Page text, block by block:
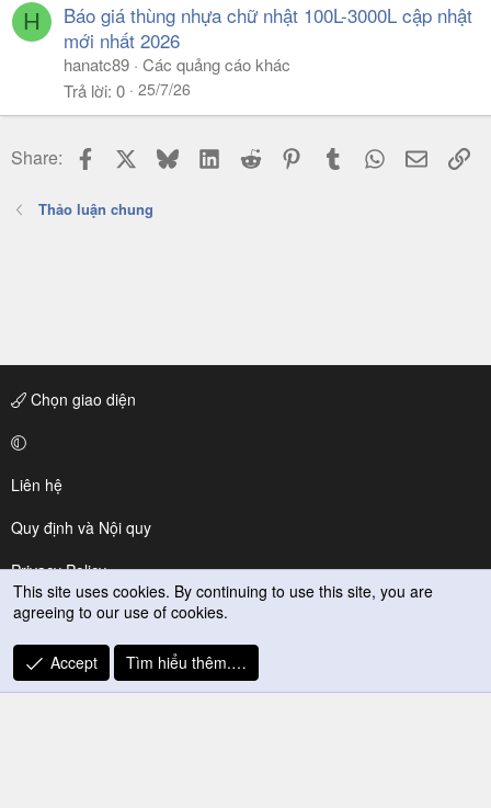
H
Báo giá thùng nhựa chữ nhật 100L-3000L cập nhật
mới nhất 2026
hanatc89 Các quảng cáo khác
Trả lời 0 25/7/26
Share: Facebook BlueskyLinkedIn
Reddit PinterestTumblr WhatsApp
Email
Thảo luận chung
Chọn giao diện
Liên hệ
Quy định và Nội quy
Privacy Policy
Trợ giúp
R
S
This site uses cookies. By continuing to use this site, you are
agreeing to our use of cookies.
Accept Tìm hiểu thêm.…